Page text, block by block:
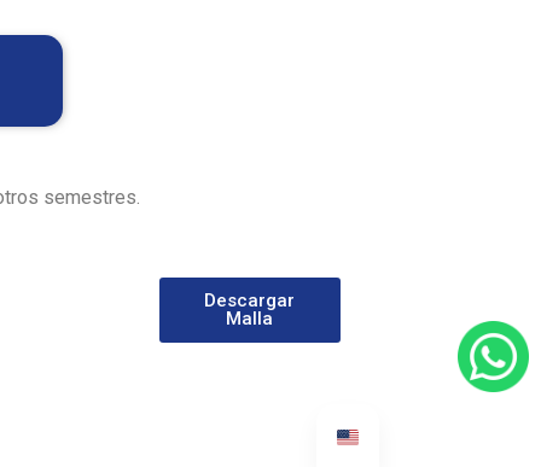
semestres.
Descargar
Malla